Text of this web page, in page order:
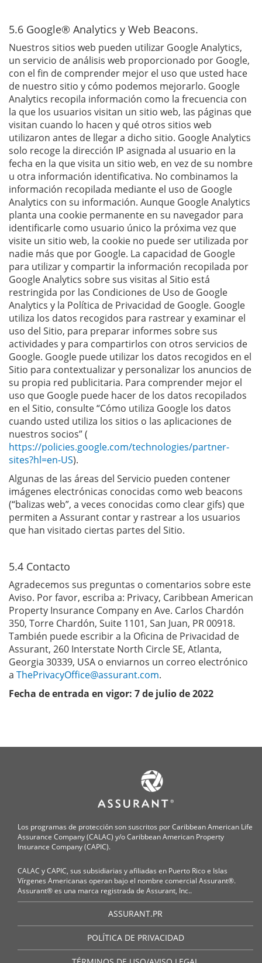
5.6 Google® Analytics y Web Beacons.
Nuestros sitios web pueden utilizar Google Analytics,
un servicio de análisis web proporcionado por Google,
con el fin de comprender mejor el uso que usted hace
de nuestro sitio y cómo podemos mejorarlo. Google
Analytics recopila información como la frecuencia con
la que los usuarios visitan un sitio web, las páginas que
visitan cuando lo hacen y qué otros sitios web
utilizaron antes de llegar a dicho sitio. Google Analytics
solo recoge la dirección IP asignada al usuario en la
fecha en la que visita un sitio web, en vez de su nombre
u otra información identificativa. No combinamos la
información recopilada mediante el uso de Google
Analytics con su información. Aunque Google Analytics
planta una cookie permanente en su navegador para
identificarle como usuario único la próxima vez que
visite un sitio web, la cookie no puede ser utilizada por
nadie más que por Google. La capacidad de Google
para utilizar y compartir la información recopilada por
Google Analytics sobre sus visitas al Sitio está
restringida por las Condiciones de Uso de Google
Analytics y la Política de Privacidad de Google. Google
utiliza los datos recogidos para rastrear y examinar el
uso del Sitio, para preparar informes sobre sus
actividades y para compartirlos con otros servicios de
Google. Google puede utilizar los datos recogidos en el
Sitio para contextualizar y personalizar los anuncios de
su propia red publicitaria. Para comprender mejor el
uso que Google puede hacer de los datos recopilados
en el Sitio, consulte “Cómo utiliza Google los datos
cuando usted utiliza los sitios o las aplicaciones de
nuestros socios” (
https://policies.google.com/technologies/partner-
sites?hl=en-US).
Algunas de las áreas del Servicio pueden contener
imágenes electrónicas conocidas como web beacons
(“balizas web”, a veces conocidas como clear gifs) que
permiten a Assurant contar y rastrear a los usuarios
que han visitado ciertas partes del Sitio.
5.4 Contacto
Agradecemos sus preguntas o comentarios sobre este
Aviso. Por favor, escriba a: Privacy, Caribbean American
Property Insurance Company en Ave. Carlos Chardón
350, Torre Chardón, Suite 1101, San Juan, PR 00918.
También puede escribir a la Oficina de Privacidad de
Assurant, 260 Interstate North Circle SE, Atlanta,
Georgia 30339, USA o enviarnos un correo electrónico
a ThePrivacyOffice@assurant.com.
Fecha de entrada en vigor: 7 de julio de 2022
Los programas de protección son suscritos por Caribbean American Life
Assurance Company (CALAC) y/o Caribbean American Property
Insurance Company (CAPIC).
CALAC y CAPIC, sus subsidiarias y afiliadas en Puerto Rico e Islas
Vírgenes Americanas operan bajo el nombre comercial Assurant®.
Assurant® es una marca registrada de Assurant, Inc..
ASSURANT.PR
POLÍTICA DE PRIVACIDAD